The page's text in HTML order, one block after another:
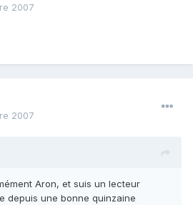
2007
2007
Aron, et suis un lecteur
depuis une bonne quinzaine